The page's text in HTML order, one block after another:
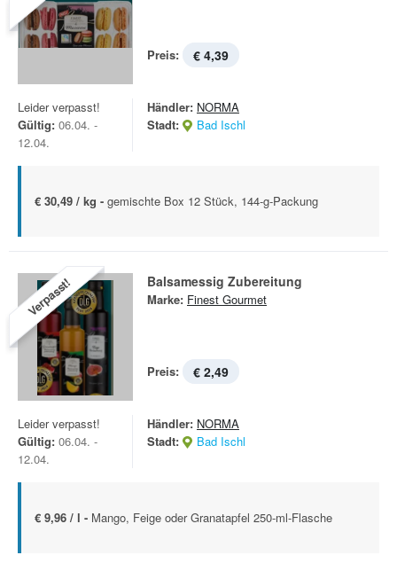
Preis: € 4,39
Leider verpasst!
Gültig: 06.04. -
12.04.
Händler: NORMA
Stadt:
Bad Ischl
€ 30,49 / kg - gemischte Box 12 Stück, 144-g-Packung
Verpasst! Balsamessig Zubereitung
Marke: Finest Gourmet
Preis: € 2,49
Leider verpasst!
Gültig: 06.04. -
12.04.
Händler: NORMA
Stadt:
Bad Ischl
€ 9,96 / l - Mango, Feige oder Granatapfel 250-ml-Flasche